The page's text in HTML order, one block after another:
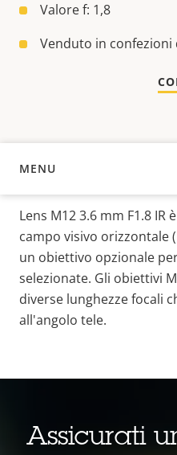
Valore f: 1,8
Venduto in confezioni
MENU
PANORAMICA
Lens M12 3.6 mm F1.8
campo visivo orizzontale
un obiettivo opzionale
selezionate. Gli obiettivi
diverse lunghezze focali
all'angolo tele.
Assicurati